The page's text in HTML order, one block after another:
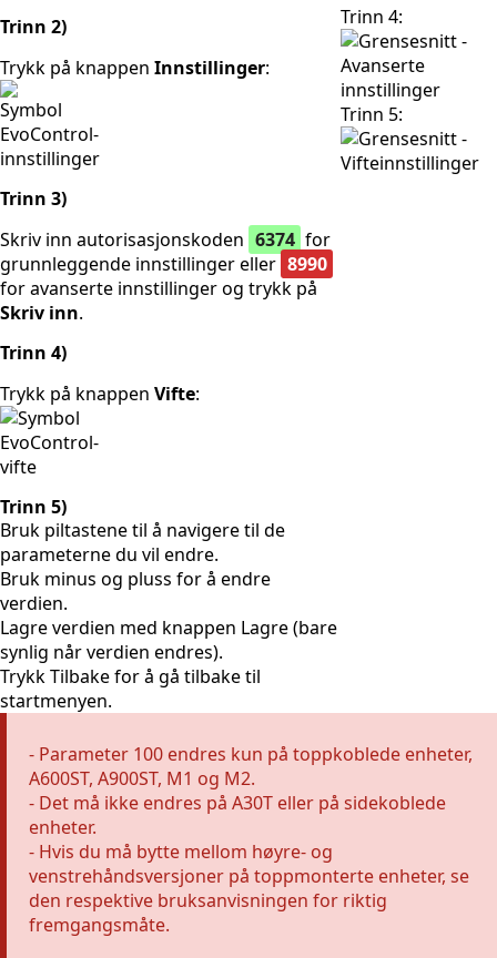
Trinn 2)
Trykk på knappen Innstillinger:
Trinn 3)
Skriv inn autorisasjonskoden 6374 for
grunnleggende innstillinger eller 8990
for avanserte innstillinger og trykk på
Skriv inn.
Trinn 4)
Trykk på knappen Vifte:
Trinn 5)
Bruk piltastene til å navigere til de
parameterne du vil endre.
Bruk minus og pluss for å endre
verdien.
Lagre verdien med knappen Lagre(bare
synlig når verdien endres).
TrykkTilbakefor å gå tilbake til
startmenyen.
Trinn 4:
Trinn 5:
- Parameter 100 endres kun på toppkoblede enheter,
A600ST, A900ST, M1 og M2.
- Det må ikke endres på A30T eller på sidekoblede
enheter.
- Hvis du må bytte mellom høyre- og
venstrehåndsversjoner på toppmonterte enheter, se
den respektive bruksanvisningen for riktig
fremgangsmåte.